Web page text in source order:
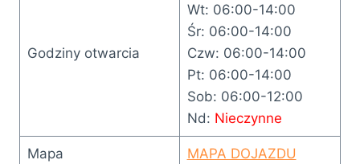
Godziny otwarcia
Wt: 06:00-14:00
Śr: 06:00-14:00
Czw: 06:00-14:00
Pt: 06:00-14:00
Sob: 06:00-12:00
Nd: Nieczynne
Mapa MAPA DOJAZDU